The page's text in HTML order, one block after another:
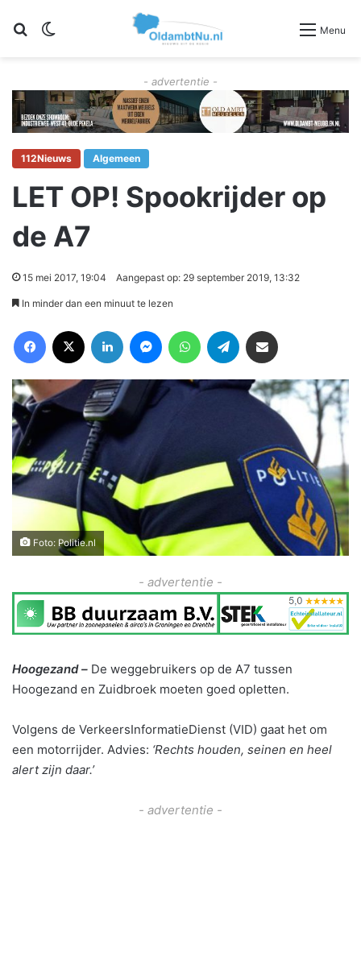
Zoeken Menu
- advertentie -
112Nieuws Algemeen
LET OP! Spookrijder op
de A7
15 mei 2017, 19:04 Aangepast op: 29 september 2019, 13:32
In minder dan een minuut te lezen
Foto: Politie.nl
- advertentie -
Hoogezand – De weggebruikers op de A7 tussen
Hoogezand en Zuidbroek moeten goed opletten.
Volgens de VerkeersInformatieDienst (VID) gaat het om
een motorrijder. Advies: ‘Rechts houden, seinen en heel
alert zijn daar.’
- advertentie -